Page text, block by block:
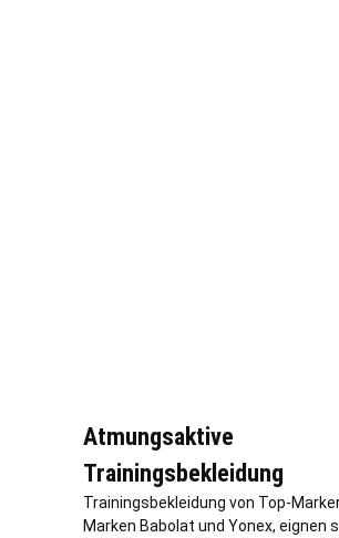
Atmungsaktive
Trainingsbekleidung
Trainingsbekleidung von Top-
Marken Babolat und Yonex, eignen